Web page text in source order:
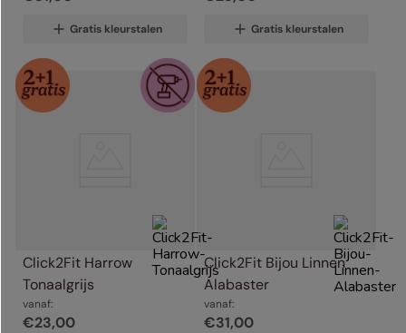
Gratis kleurstalen Gratis kleurstalen
Click2Fit Harrow
Tonaalgrijs
vanaf:
€23,00
Click2Fit Bijou Linnen
Alabaster
vanaf:
€31,00